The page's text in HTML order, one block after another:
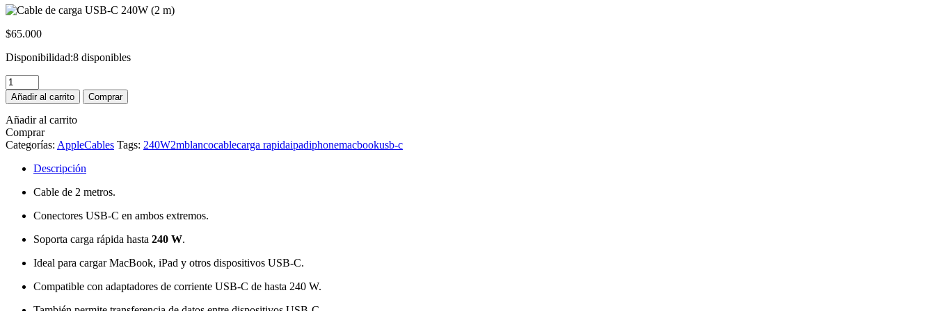
$65.000
Disponibilidad:8 disponibles
Cable
de
carga
USB-
C
240W
Añadir al carrito Comprar
Añadir al carrito
Comprar
Categorías: AppleCables Tags: 240W2mblancocablecarga rapidaipadiphonemacbookusb-c
Descripción
Cable de 2 metros.
Conectores USB-C en ambos extremos.
Soporta carga rápida hasta 240 W.
Ideal para cargar MacBook, iPad y otros dispositivos USB-C.
Compatible con adaptadores de corriente USB-C de hasta 240 W.